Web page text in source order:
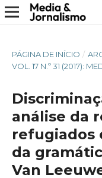
PÁGINA DE INÍCIO /
VOL. 17 N.º 31 (2017):
análise da
refugiados
da
Van